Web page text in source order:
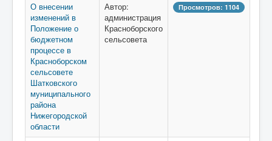
О внесении
изменений в
Положение о
бюджетном
процессе в
Красноборском
сельсовете
Шатковского
муниципального
района
Нижегородской
области
Автор:
администрация
Красноборского
сельсовета
Просмотров: 1104